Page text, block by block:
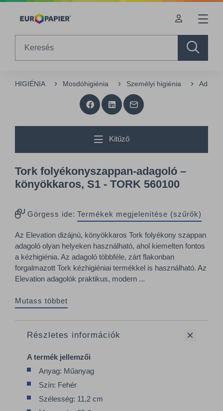
Table Of Content
Kiegészítő termékek
Az Önt érdeklő termékek
HIGIÉNIA Mosdóhigiénia Személyi higiénia
Kitűző
Tork folyékonyszappan-adagoló –
könyökkaros, S1 - TORK 560100
Görgess ide: Termékek megjelenítése (szűrők)
Az Elevation dizájnú, könyökkaros Tork folyékony szappan
adagoló olyan helyeken használható, ahol kiemelten fontos
a kézhigiénia. Az adagoló többféle, zárt flakonban
forgalmazott Tork kézhigiéniai termékkel is használható. Az
Elevation adagolók praktikus, modern ...
Mutass többet
Részletes információk
A termék jellemzői
Anyag: Műanyag
Szín: Fehér
Szélesség: 11,2 cm